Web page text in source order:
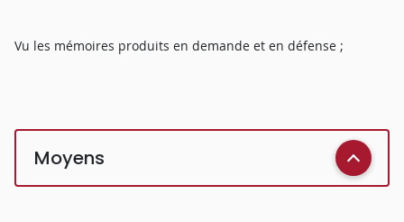
Vu les mémoires produits en demande et en défense ;
Moyens